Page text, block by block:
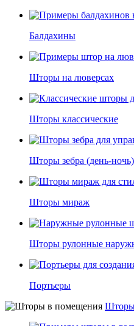
Балдахины
Шторы на люверсах
Шторы классические
Шторы зебра (день-ночь)
Шторы мираж
Шторы рулонные
Портьеры